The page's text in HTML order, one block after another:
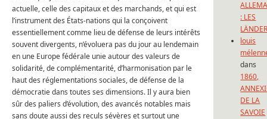
actuelle, celle des capitaux et des marchands, et qui est
l’instrument des États-nations qui la conçoivent
essentiellement comme lieu de défense de leurs intérêts
souvent divergents, n’évoluera pas du jour au lendemain
en une Europe fédérale unie autour des valeurs de
solidarité, de complémentarité, d’harmonisation par le
haut des réglementations sociales, de défense de la
démocratie dans toutes ses dimensions. Il y aura bien
sûr des paliers d’évolution, des avancés notables mais
sans doute aussi des reculs sévères et surtout une
: LES
louis
dans
1860,
DE LA
SAVOIE